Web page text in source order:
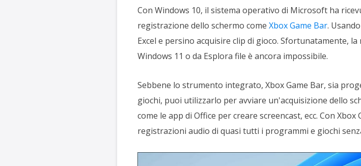
Con Windows 10, il sistema operativo di Microsoft ha
registrazione dello schermo come Xbox Game Bar.
Excel e persino acquisire clip di gioco. Sfortunatamente,
Windows 11 o da Esplora file è ancora impossibile.
Sebbene lo strumento integrato, Xbox Game Bar, sia
giochi, puoi utilizzarlo per avviare un'acquisizione dello
come le app di Office per creare screencast, ecc. Con
registrazioni audio di quasi tutti i programmi e giochi